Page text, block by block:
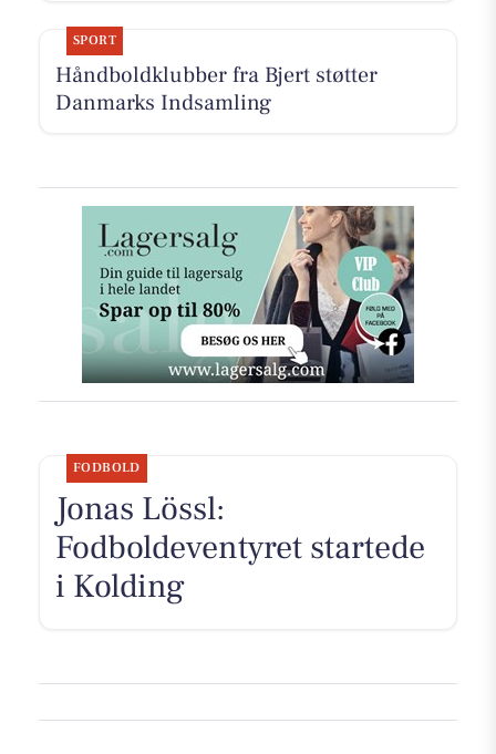
SPORT
Håndboldklubber fra Bjert støtter
Danmarks Indsamling
FODBOLD
Jonas Lössl:
Fodboldeventyret startede
i Kolding